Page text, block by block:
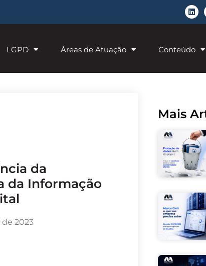
LGPD Áreas de Atuação Conteúdo
da Informação
2023
Mais